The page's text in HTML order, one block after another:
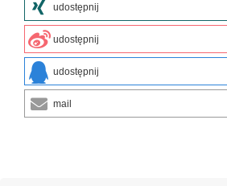
udostępnij
udostępnij
udostępnij
mail